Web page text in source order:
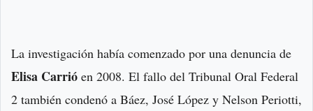
La investigación había comenzado por una denuncia de
Elisa Carrió en 2008. El fallo del Tribunal Oral Federal
2 también condenó a Báez, José López y Nelson Periotti,